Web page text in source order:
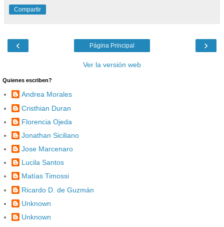
Compartir
‹ ›
Página Principal
Ver la versión web
Quienes escriben?
Andrea Morales
Cristhian Duran
Florencia Ojeda
Jonathan Siciliano
Jose Marcenaro
Lucila Santos
Matías Timossi
Ricardo D. de Guzmán
Unknown
Unknown